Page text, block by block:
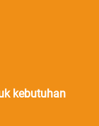
kebutuhan